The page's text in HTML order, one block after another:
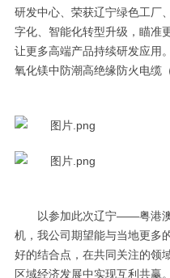
研发中心、荣获辽宁绿色工厂
字化、智能化转型升级，瞄准
让更多高端产品持续研发应用
氧化镁中防潮高绝缘防火电缆
以参加此次辽宁——粤港
机，我公司期望能与当地更多
好的结合点，在共同关注的领
区域经济发展中实现互利共赢。